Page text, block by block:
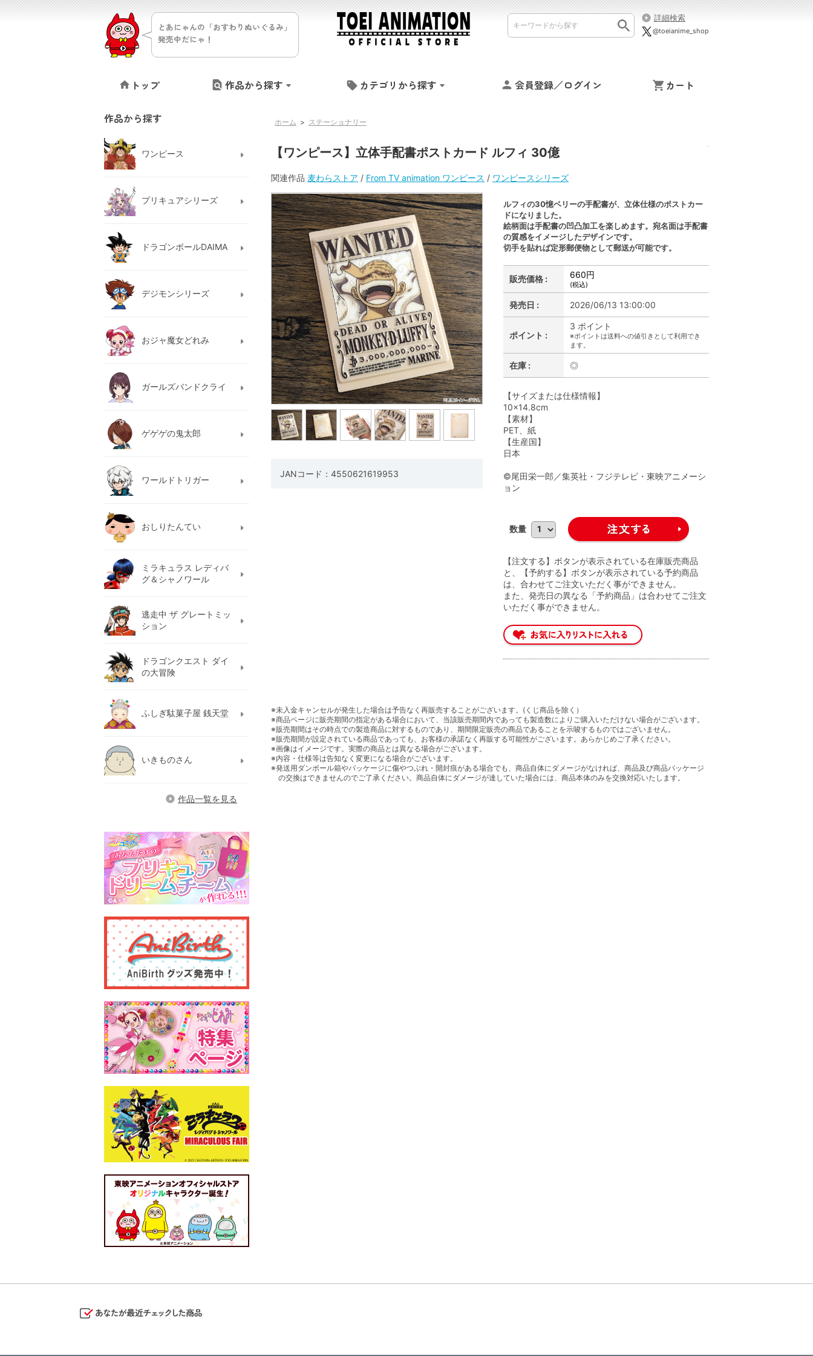
とあにゃんの「おすわりぬいぐるみ」
発売中だにゃ！
詳細検索
@toeianime_shop
トップ 作品から探す カテゴリから探す 会員登録／ログイン カート
ホーム > ステーショナリー
【ワンピース】立体手配書ポストカード ルフィ 30億
関連作品 麦わらストア / From TV animation ワンピース / ワンピースシリーズ
JANコード：4550621619953
ルフィの30憶ベリーの手配書が、立体仕様のポストカー
ドになりました。
絵柄面は手配書の凹凸加工を楽しめます。宛名面は手配書
の質感をイメージしたデザインです。
切手を貼れば定形郵便物として郵送が可能です。
販売価格 : 660円
(税込)
発売日 : 2026/06/13 13:00:00
ポイント :
3 ポイント
※ポイントは送料への値引きとして利用でき
ます。
在庫 : ◎
【サイズまたは仕様情報】
10×14.8cm
【素材】
PET、紙
【生産国】
日本
©尾田栄一郎／集英社・フジテレビ・東映アニメーシ
ョン
数量
【注文する】ボタンが表示されている在庫販売商品
と、【予約する】ボタンが表示されている予約商品
は、合わせてご注文いただく事ができません。
また、発売日の異なる「予約商品」は合わせてご注文
いただく事ができません。
※未入金キャンセルが発生した場合は予告なく再販売することがございます。(くじ商品を除く）
※商品ページに販売期間の指定がある場合において、当該販売期間内であっても製造数によりご購入いただけない場合がございます。
※販売期間はその時点での製造商品に対するものであり、期間限定販売の商品であることを示唆するものではございません。
※販売期間が設定されている商品であっても、お客様の承諾なく再販する可能性がございます。あらかじめご了承ください。
※画像はイメージです。実際の商品とは異なる場合がございます。
※内容・仕様等は告知なく変更になる場合がございます。
※発送用ダンボール箱やパッケージに傷やつぶれ・開封痕がある場合でも、商品自体にダメージがなければ、商品及び商品パッケージ
の交換はできませんのでご了承ください。商品自体にダメージが達していた場合には、商品本体のみを交換対応いたします。
作品から探す
ワンピース
プリキュアシリーズ
ドラゴンボールDAIMA
デジモンシリーズ
おジャ魔女どれみ
ガールズバンドクライ
ゲゲゲの鬼太郎
ワールドトリガー
おしりたんてい
ミラキュラス レディバ
グ＆シャノワール
逃走中 ザ グレートミッ
ション
ドラゴンクエスト ダイ
の大冒険
ふしぎ駄菓子屋 銭天堂
いきものさん
作品一覧を見る